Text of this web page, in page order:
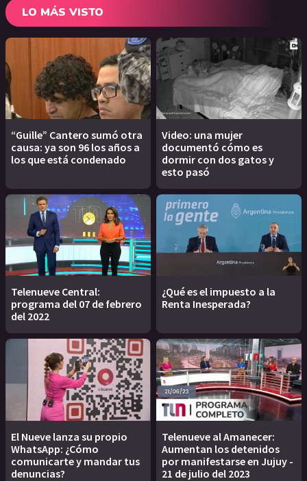
LO MÁS VISTO
“Guille” Cantero sumó otra
causa: ya son 96 los años a
los que está condenado
Video: una mujer
documentó cómo es
dormir con dos gatos y
esto pasó
Telenueve Central:
programa del 07 de febrero
del 2022
¿Qué es el impuesto a la
Renta Inesperada?
El Nueve lanza su propio
WhatsApp: ¿Cómo
comunicarte y mandar tus
denuncias?
Telenueve al Amanecer:
Aumentan los detenidos
por manifestarse en Jujuy -
21 de julio del 2023